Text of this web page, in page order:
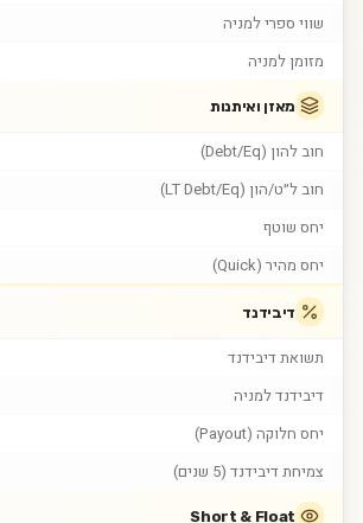
שווי ספרי למניה
מזומן למניה
מאזן ואיתנות
חוב להון (Debt/Eq)
חוב ל״ט/הון (LT Debt/Eq)
יחס שוטף
יחס מהיר (Quick)
דיבידנד
תשואת דיבידנד
דיבידנד למניה
יחס חלוקה (Payout)
צמיחת דיבידנד (5 שנים)
Short & Float